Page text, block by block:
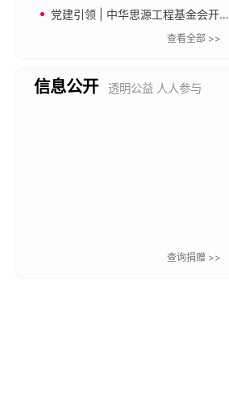
党建引领 | 中华思源工程基金会开展“传承长城精神 奋进新征程”主题党日暨工会文体活动
查看全部 >>
信息公开 透明公益 人人参与
查询捐赠 >>